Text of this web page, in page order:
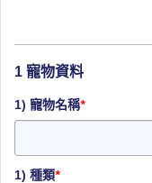
1 寵物資料
1) 寵物名稱*
1) 種類*